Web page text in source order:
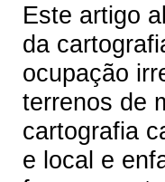
Este artigo
da
ocupação
terrenos de
cartografia
e local e